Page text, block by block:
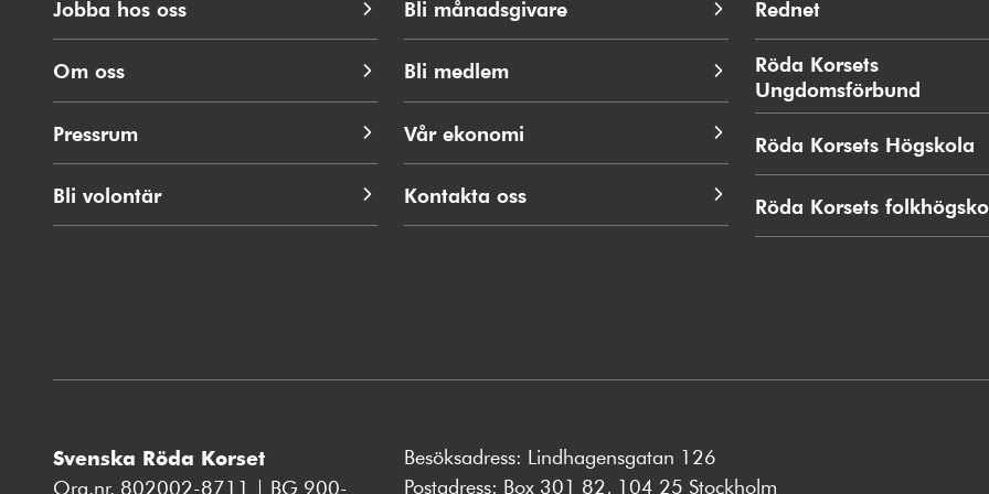
Jobba hos oss
Om oss
Pressrum
Bli volontär
Bli månadsgivare
Bli medlem
Vår ekonomi
Kontakta oss
Rednet
i
nytt
fönster
Röda Korsets
Ungdomsförbund
i
nytt
fönster
Röda Korsets Högskola
i
Röda Korsets
Svenska Röda Korset
Org.nr. 802002-8711 | BG 900-
Besöksadress: Lindhagensgatan 126
Postadress: Box 301 82, 104 25 Stockholm